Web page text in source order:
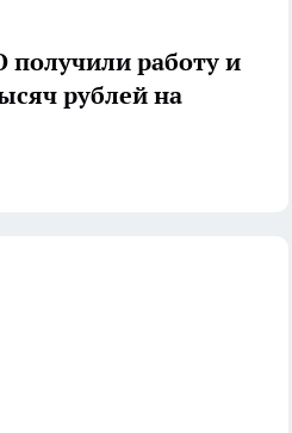
получили работу и
рублей на